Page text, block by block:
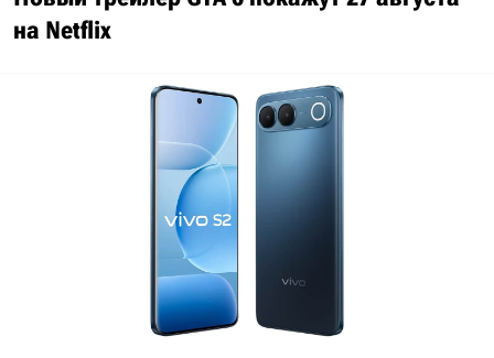
на Netflix